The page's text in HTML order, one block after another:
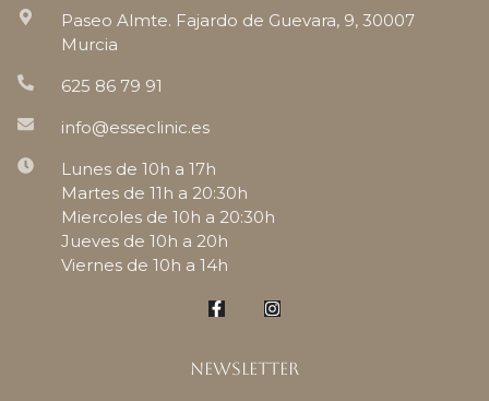
Paseo Almte. Fajardo de Guevara, 9, 30007
Murcia
625 86 79 91
info@esseclinic.es
Lunes de 10h a 17h
Martes de 11h a 20:30h
Miercoles de 10h a 20:30h
Jueves de 10h a 20h
Viernes de 10h a 14h
Newsletter